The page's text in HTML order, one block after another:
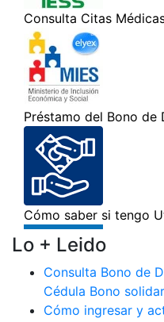
Lo + Leido
Consulta Bono de
Cédula Bono
Cómo ingresar y